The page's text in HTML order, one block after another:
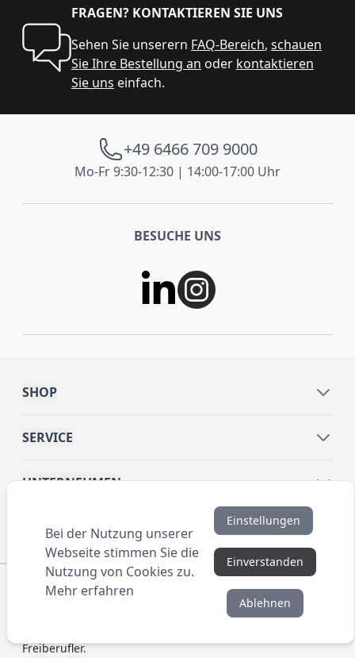
FRAGEN? KONTAKTIEREN SIE UNS
Sehen Sie unserern FAQ-Bereich, schauen
Sie Ihre Bestellung an oder kontaktieren
Sie uns einfach.
+49 6466 709 9000
Mo-Fr 9:30-12:30 | 14:00-17:00 Uhr
BESUCHE UNS
SHOP
SERVICE
UNTERNEHMEN
INFORMATIONEN
© 2016 ANYBRAND.de. All Rights Reserved. Alle
Preisangaben sind Nettopreise zzgl. MwSt. und Versand.
Kein Privatverkauf. Unser Angebot richtet sich
Freiberufler.
Bei der Nutzung unserer
Webseite stimmen Sie die
Nutzung von Cookies zu.
Mehr erfahren
Einstellungen
Einverstanden
Ablehnen